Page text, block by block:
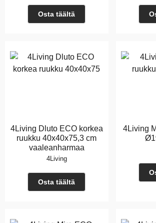
Osta täältä
4Living Dluto ECO korkea
ruukku 40x40x75,3 cm
vaaleanharmaa
4Living
Osta täältä
4Living